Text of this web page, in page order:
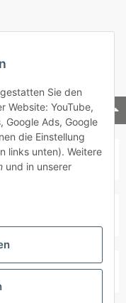
Sie den
Website: YouTube,
Google Ads, Google
die Einstellung
links unten). Weitere
und in unserer